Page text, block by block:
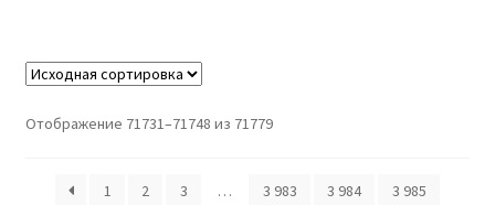
Отображение 71731–71748 из 71779
1 2 3 … 3 983 3 984
3 985